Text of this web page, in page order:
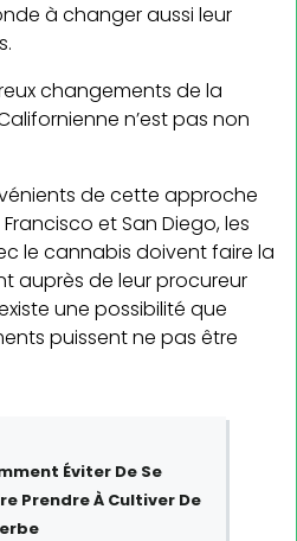
à changer aussi leur
changements de la
n’est pas non
de cette approche
et San Diego, les
le cannabis doivent faire la
auprès de leur procureur
une possibilité que
puissent ne pas être
Éviter De Se
Prendre À Cultiver De